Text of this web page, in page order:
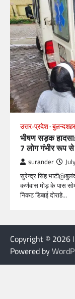
उत्तर-प्रदेश बुलन्दशहर
भीषण सड़क
7 लोग गंभीर रूप
surander
सुरेन्द्र सिंह
कर्णवास मोड़ के पास
निकट डिबाई दोराहे…
Copyright © 2026
Powered by